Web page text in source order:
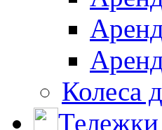
Колеса